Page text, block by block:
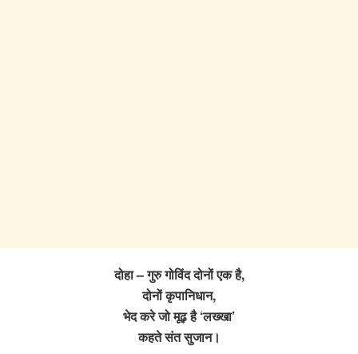
दोहा – गुरु गोविंद दोनों एक है,
दोनों कृपानिधान,
भेद करे जो मूढ़ है ‘लख्खा’
कहते संत सुजान।